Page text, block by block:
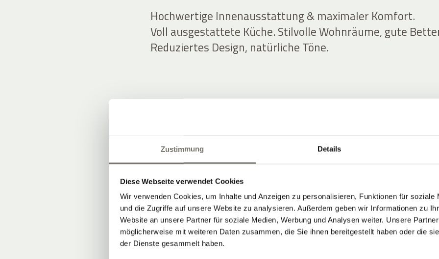
Zustimmung Details
Diese Webseite verwendet Cookies
Wir verwenden Cookies, um Inhalte und Anzeigen zu personalisieren, Funktionen für soziale
und die Zugriffe auf unsere Website zu analysieren. Außerdem geben wir Informationen zu
Website an unsere Partner für soziale Medien, Werbung und Analysen weiter. Unsere
möglicherweise mit weiteren Daten zusammen, die Sie ihnen bereitgestellt haben oder die
der Dienste gesammelt haben.
Hochwertige Innenausstattung & maximaler Komfort.
Voll ausgestattete Küche. Stilvolle Wohnräume, gute
Reduziertes Design, natürliche Töne.
STILVOLL WOHNEN IM HISTORISCHEN WEINGUT-
Was sind die Rittstein Homes?
Warum Südtirols Weinregion der perfekte Ort für